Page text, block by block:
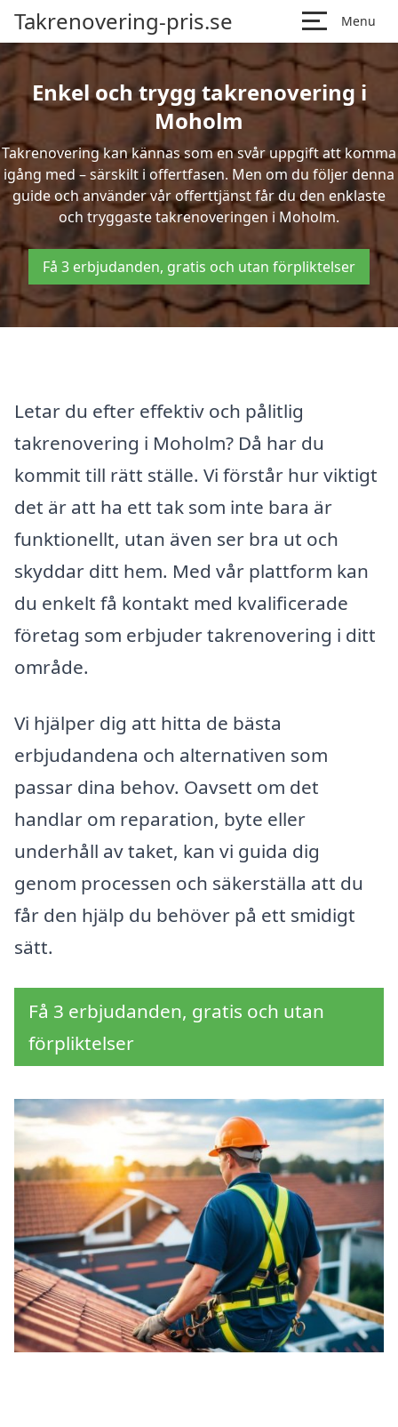
Takrenovering-pris.se Menu
Enkel och trygg takrenovering i
Moholm
Takrenovering kan kännas som en svår uppgift att komma
igång med – särskilt i offertfasen. Men om du följer denna
guide och använder vår offerttjänst får du den enklaste
och tryggaste takrenoveringen i Moholm.
Få 3 erbjudanden, gratis och utan förpliktelser
Letar du efter effektiv och pålitlig
takrenovering i Moholm? Då har du
kommit till rätt ställe. Vi förstår hur viktigt
det är att ha ett tak som inte bara är
funktionellt, utan även ser bra ut och
skyddar ditt hem. Med vår plattform kan
du enkelt få kontakt med kvalificerade
företag som erbjuder takrenovering i ditt
område.
Vi hjälper dig att hitta de bästa
erbjudandena och alternativen som
passar dina behov. Oavsett om det
handlar om reparation, byte eller
underhåll av taket, kan vi guida dig
genom processen och säkerställa att du
får den hjälp du behöver på ett smidigt
sätt.
Få 3 erbjudanden, gratis och utan
förpliktelser